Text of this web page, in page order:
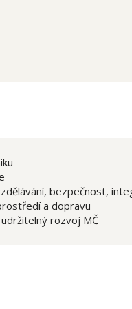
bezpečnost,
a dopravu
rozvoj MČ